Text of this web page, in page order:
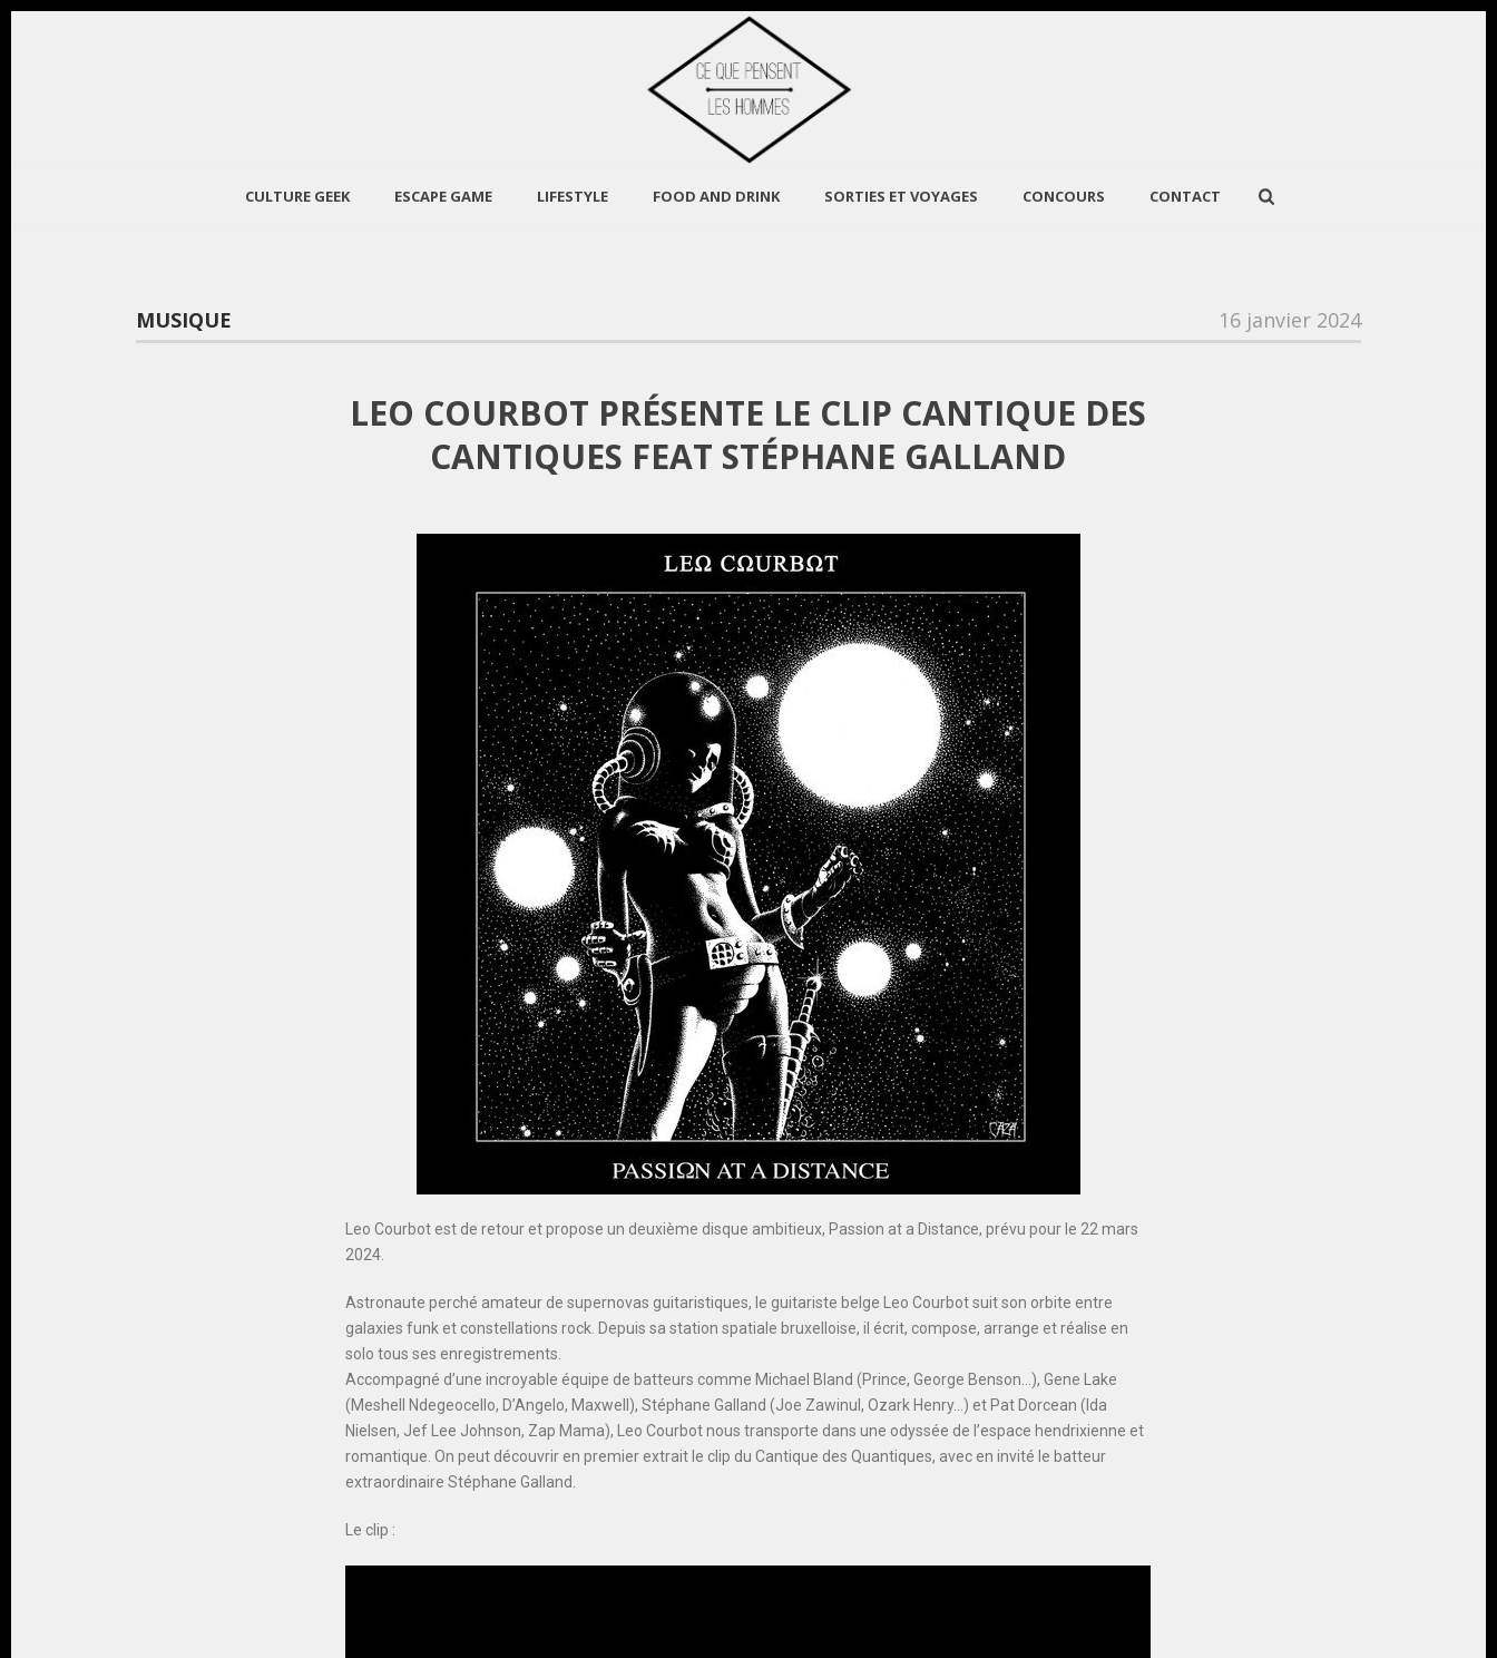
CULTURE GEEK ESCAPE GAME LIFESTYLE FOOD AND DRINK SORTIES ET VOYAGES CONCOURS CONTACT
MUSIQUE 16 janvier 2024
LEO COURBOT PRÉSENTE LE CLIP CANTIQUE DES
CANTIQUES FEAT STÉPHANE GALLAND
Leo Courbot est de retour et propose un deuxième disque ambitieux, Passion at a Distance, prévu pour le 22 mars
2024.
Astronaute perché amateur de supernovas guitaristiques, le guitariste belge Leo Courbot suit son orbite entre
galaxies funk et constellations rock. Depuis sa station spatiale bruxelloise, il écrit, compose, arrange et réalise en
solo tous ses enregistrements.
Accompagné d’une incroyable équipe de batteurs comme Michael Bland (Prince, George Benson…), Gene Lake
(Meshell Ndegeocello, D’Angelo, Maxwell), Stéphane Galland (Joe Zawinul, Ozark Henry…) et Pat Dorcean (Ida
Nielsen, Jef Lee Johnson, Zap Mama), Leo Courbot nous transporte dans une odyssée de l’espace hendrixienne et
romantique. On peut découvrir en premier extrait le clip du Cantique des Quantiques, avec en invité le batteur
extraordinaire Stéphane Galland.
Le clip :